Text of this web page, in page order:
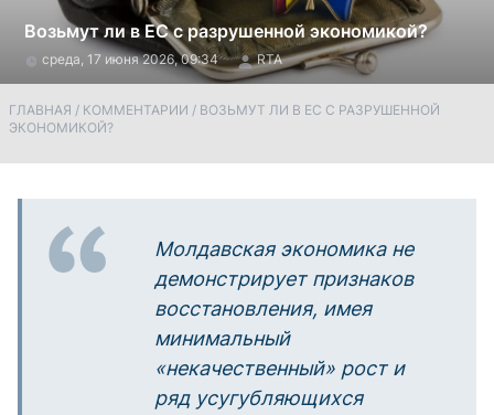
Возьмут ли в ЕС с разрушенной экономикой?
среда, 17 июня 2026, 09:34 RTA
ГЛАВНАЯ / КОММЕНТАРИИ / ВОЗЬМУТ ЛИ В ЕС С РАЗРУШЕННОЙ
ЭКОНОМИКОЙ?
Молдавская экономика не
демонстрирует признаков
восстановления, имея
минимальный
«некачественный» рост и
ряд усугубляющихся